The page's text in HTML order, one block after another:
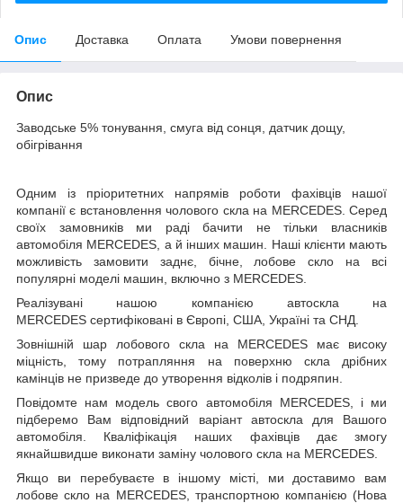
Опис Доставка Оплата Умови повернення
Опис
Заводське 5% тонування, смуга від сонця, датчик дощу,
обігрівання
Одним із пріоритетних напрямів роботи фахівців нашої
компанії є встановлення чолового скла на MERCEDES. Серед
своїх замовників ми раді бачити не тільки власників
автомобіля MERCEDES, а й інших машин. Наші клієнти мають
можливість замовити заднє, бічне, лобове скло на всі
популярні моделі машин, включно з MERCEDES.
Реалізувані нашою компанією автоскла на
MERCEDES сертифіковані в Європі, США, Україні та СНД.
Зовнішній шар лобового скла на MERCEDES має високу
міцність, тому потрапляння на поверхню скла дрібних
камінців не призведе до утворення відколів і подряпин.
Повідомте нам модель свого автомобіля MERCEDES, і ми
підберемо Вам відповідний варіант автоскла для Вашого
автомобіля. Кваліфікація наших фахівців дає змогу
якнайшвидше виконати заміну чолового скла на MERCEDES.
Якщо ви перебуваєте в іншому місті, ми доставимо вам
лобове скло на MERCEDES, транспортною компанією (Нова